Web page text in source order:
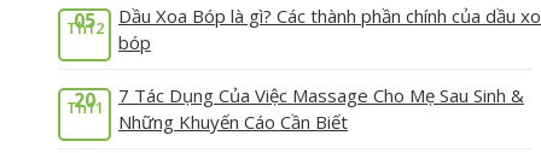
05
Th12
Dầu Xoa Bóp là gì? Các thành phần chính của dầu
bóp
20
Th11
7 Tác Dụng Của Việc Massage Cho Mẹ Sau Sinh &
Những Khuyến Cáo Cần Biết